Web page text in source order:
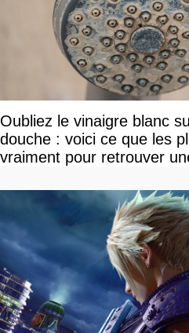
Oubliez le vinaigre blanc
douche : voici ce que les
vraiment pour retrouver